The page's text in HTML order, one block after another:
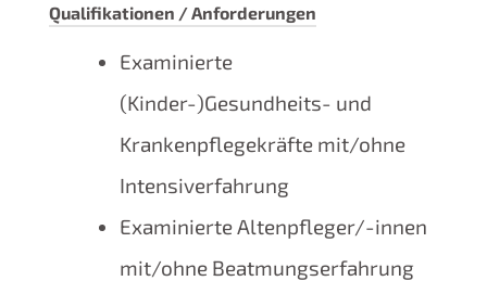
Qualifikationen / Anforderungen
Examinierte
(Kinder-)Gesundheits- und
Krankenpflegekräfte mit/ohne
Intensiverfahrung
Examinierte Altenpfleger/-innen
mit/ohne Beatmungserfahrung